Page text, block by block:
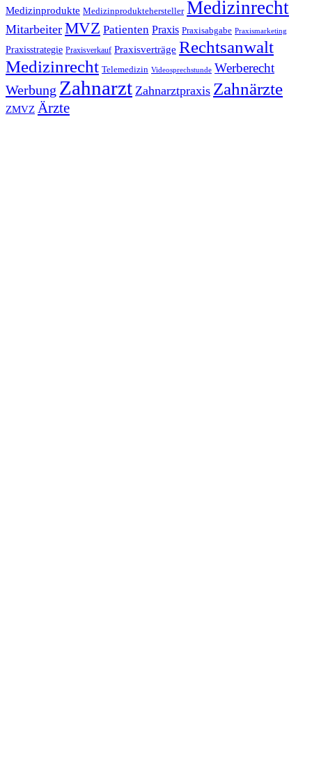
Medizinprodukte Medizinproduktehersteller Medizinrecht
Mitarbeiter MVZ Patienten Praxis Praxisabgabe Praxismarketing
Praxisstrategie Praxisverkauf Praxisverträge Rechtsanwalt
Medizinrecht Telemedizin Videosprechstunde Werberecht
Werbung Zahnarzt Zahnarztpraxis Zahnärzte
ZMVZ Ärzte